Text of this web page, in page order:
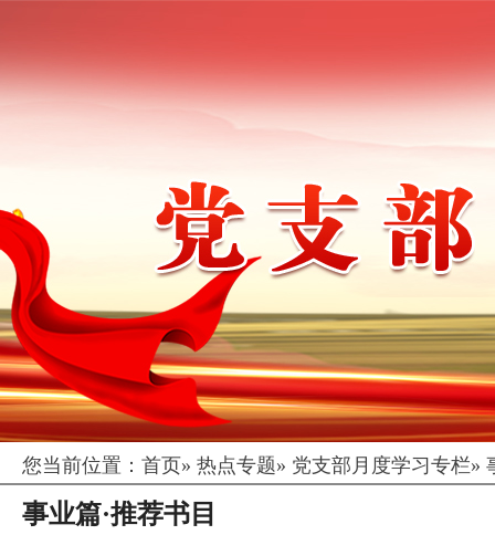
您当前位置： 首页» 热点专题» 党支部月度学习专栏»
事业篇·推荐书目